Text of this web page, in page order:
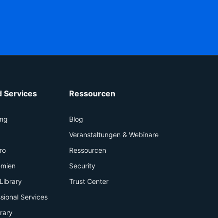
Services
Services
Ressourcen
Blog
Veranstaltungen & Webinare
Ressourcen
Security
Trust Center